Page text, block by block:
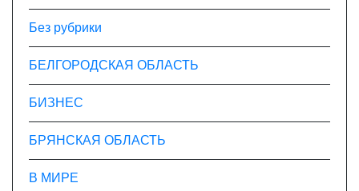
Без рубрики
БЕЛГОРОДСКАЯ ОБЛАСТЬ
БИЗНЕС
БРЯНСКАЯ ОБЛАСТЬ
В МИРЕ